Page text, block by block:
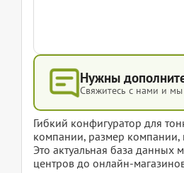
Нужны
Свяжитесь с нами и
Гибкий конфигуратор для
компании, размер компании,
Это актуальная база
центров до онлайн-